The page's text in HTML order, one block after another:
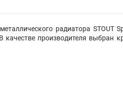
радиатора STOUT
производителя выбран